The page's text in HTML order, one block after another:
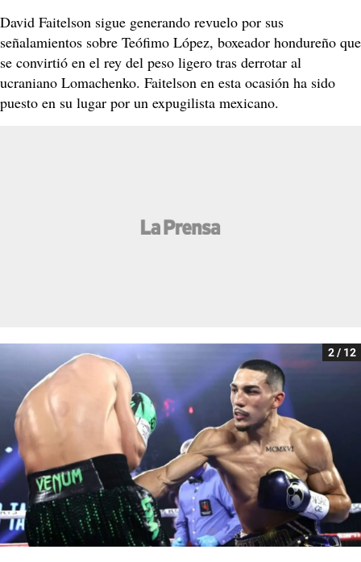
David Faitelson sigue generando revuelo por sus
señalamientos sobre Teófimo López, boxeador hondureño que
se convirtió en el rey del peso ligero tras derrotar al
ucraniano Lomachenko. Faitelson en esta ocasión ha sido
puesto en su lugar por un expugilista mexicano.
2 / 12